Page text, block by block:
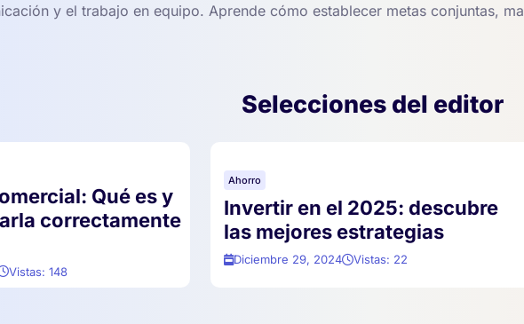
y el trabajo en equipo. Aprende cómo establecer metas conjuntas,
Selecciones del editor
Qué es y
correctamente
Vistas: 148
Ahorro
Invertir en el 2025: descubre
las mejores estrategias
Diciembre 29, 2024 Vistas: 22